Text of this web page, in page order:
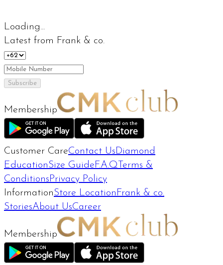
Loading...
Latest from Frank & co.
Subscribe
Membership
Customer CareContact UsDiamond
EducationSize GuideF.A.Q Terms &
ConditionsPrivacy Policy
InformationStore Location Frank & co.
StoriesAbout UsCareer
Membership